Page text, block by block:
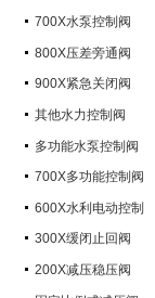
700X水泵控制阀
800X压差旁通阀
900X紧急关闭阀
其他水力控制阀
多功能水泵控制阀
700X多功能控制阀
600X水利电动控制
300X缓闭止回阀
200X减压稳压阀